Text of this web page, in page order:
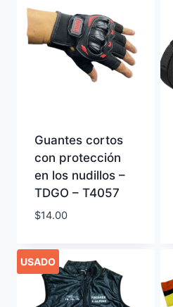
Guantes cortos
con protección
en los nudillos –
TDGO – T4057
$14.00
USADO